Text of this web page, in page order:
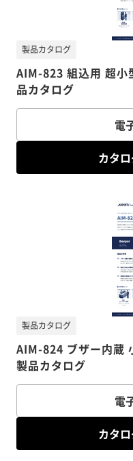
AIM-823 組込用 超小
品カタログ
製品カタログ
電
カタ
AIM-824 ブザー内蔵
製品カタログ
製品カタログ
電
カタ